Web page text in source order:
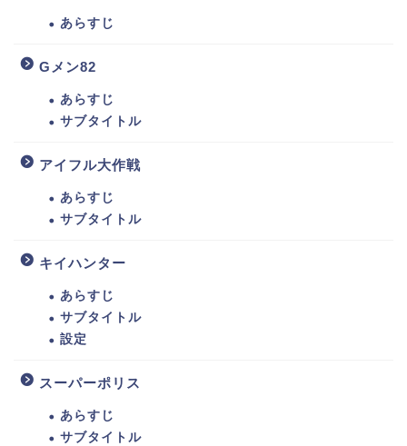
あらすじ
Gメン82
あらすじ
サブタイトル
アイフル大作戦
あらすじ
サブタイトル
キイハンター
あらすじ
サブタイトル
設定
スーパーポリス
あらすじ
サブタイトル